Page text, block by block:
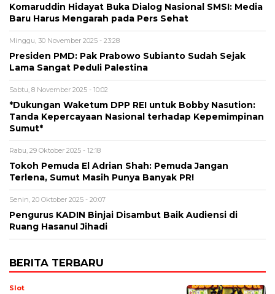
Komaruddin Hidayat Buka Dialog Nasional SMSI: Media
Baru Harus Mengarah pada Pers Sehat
Minggu, 30 November 2025 - 23:28
Presiden PMD: Pak Prabowo Subianto Sudah Sejak
Lama Sangat Peduli Palestina
Sabtu, 8 November 2025 - 10:02
*Dukungan Waketum DPP REI untuk Bobby Nasution:
Tanda Kepercayaan Nasional terhadap Kepemimpinan
Sumut*
Rabu, 29 Oktober 2025 - 12:18
Tokoh Pemuda El Adrian Shah: Pemuda Jangan
Terlena, Sumut Masih Punya Banyak PR!
Senin, 20 Oktober 2025 - 20:07
Pengurus KADIN Binjai Disambut Baik Audiensi di
Ruang Hasanul Jihadi
BERITA TERBARU
Slot